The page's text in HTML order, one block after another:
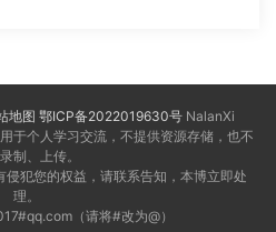
地图 鄂ICP备2022019630号 NalanXi
于个人学习交流，不提供资源存储，也不
制、上传。
犯您的权益，请联系告知，本博立即处
理。
（请将#改为@）